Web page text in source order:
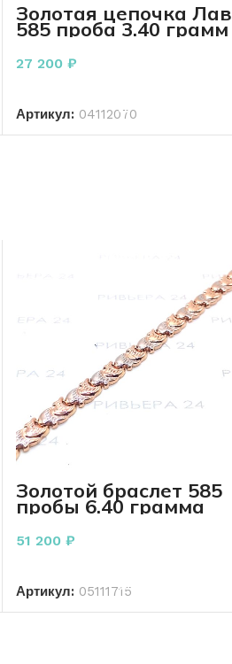
Золотая цепочка Лав
585 проба 3.40 грамм
27 200 ₽
Артикул: 04112070
Золотой браслет 585
пробы 6.40 грамма
51 200 ₽
Артикул: 05111715